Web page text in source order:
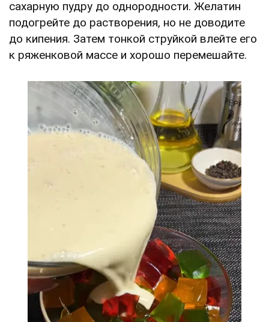
сахарную пудру до однородности. Желатин
подогрейте до растворения, но не доводите
до кипения. Затем тонкой струйкой влейте его
к ряженковой массе и хорошо перемешайте.